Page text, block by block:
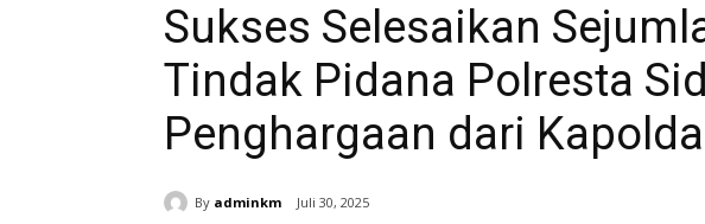
Sukses Selesaikan
Tindak Pidana Polresta
Penghargaan dari
By adminkm Juli 30, 2025